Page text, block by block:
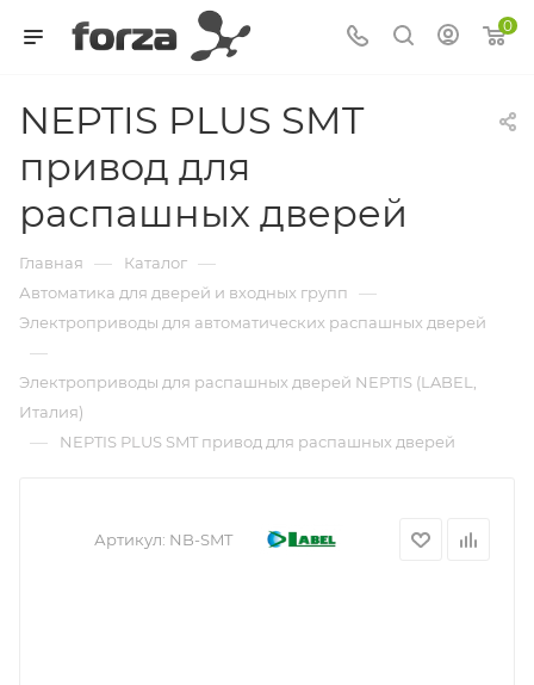
0
NEPTIS PLUS SMT
привод для
распашных дверей
Главная — Каталог —
Автоматика для дверей и входных групп —
Электроприводы для автоматических распашных дверей
—
Электроприводы для распашных дверей NEPTIS (LABEL,
Италия)
— NEPTIS PLUS SMT привод для распашных дверей
Артикул: NB-SMT